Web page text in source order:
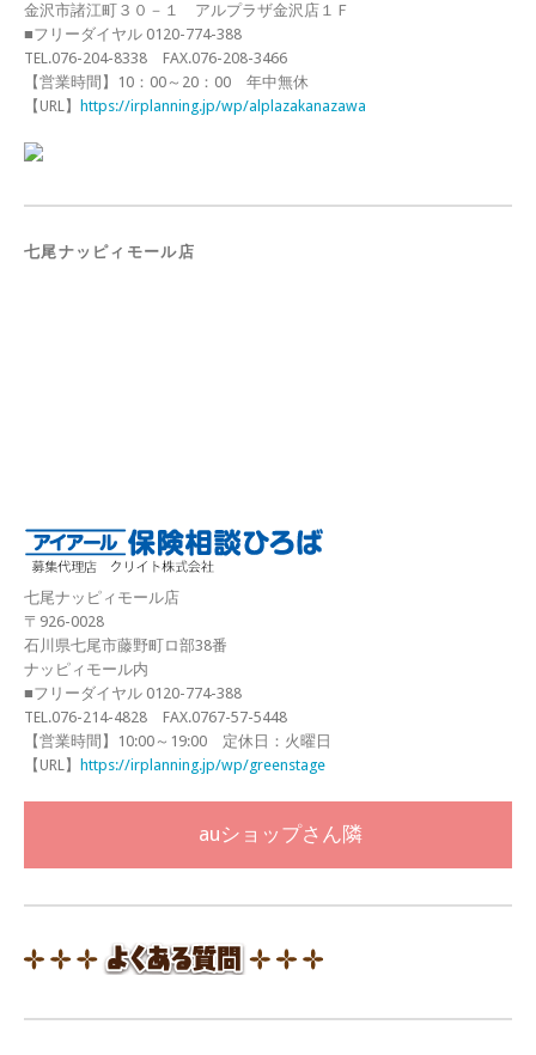
金沢市諸江町３０－１ アルプラザ金沢店１Ｆ
■フリーダイヤル 0120-774-388
TEL.076-204-8338 FAX.076-208-3466
【営業時間】10：00～20：00 年中無休
【URL】
https://irplanning.jp/wp/alplazakanazawa
七尾ナッピィモール店
七尾ナッピィモール店
〒926-0028
石川県七尾市藤野町ロ部38番
ナッピィモール内
■フリーダイヤル 0120-774-388
TEL.076-214-4828 FAX.0767-57-5448
【営業時間】10:00～19:00 定休日：火曜日
【URL】
https://irplanning.jp/wp/greenstage
auショップさん隣